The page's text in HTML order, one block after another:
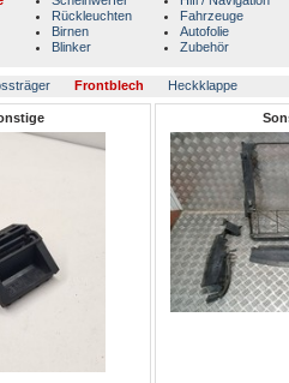
Rückleuchten
Birnen
Blinker
Fahrzeuge
Autofolie
Zubehör
Frontblech Heckklappe